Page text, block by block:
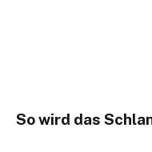
So wird das